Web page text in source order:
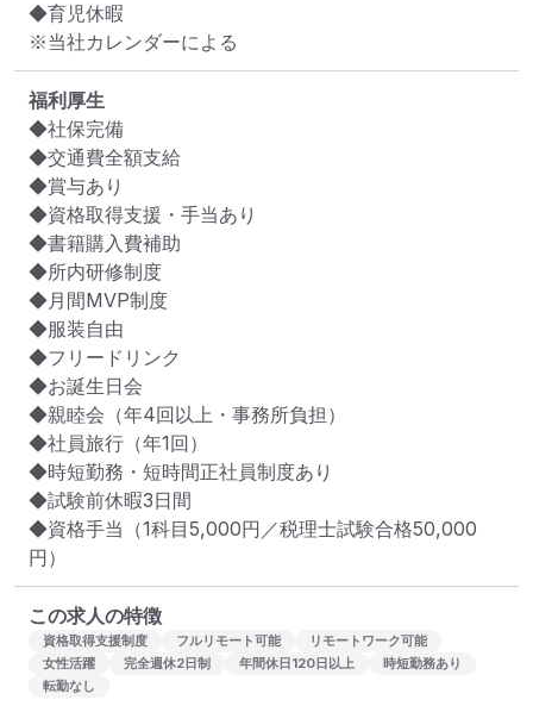
◆育児休暇
福利厚生
◆社保完備
◆交通費全額支給
◆賞与あり
◆資格取得支援・手当あり
◆書籍購入費補助
◆所内研修制度
◆月間MVP制度
◆服装自由
◆フリードリンク
◆お誕生日会
◆親睦会（年4回以上・事務所負担）
◆社員旅行（年1回）
◆時短勤務・短時間正社員制度あり
◆試験前休暇3日間
◆資格手当（1科目5,000円／税理士試験合格50,000
この求人の特徴
資格取得支援制度 フルリモート可能
リモートワーク可能
女性活躍
完全週休2日制 年間休日120日以上
時短勤務あり
転勤なし